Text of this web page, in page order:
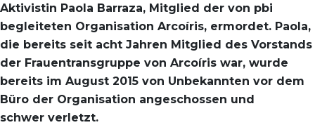
Aktivistin Paola Barraza, Mitglied der von pbi
begleiteten Organisation Arcoíris, ermordet. Paola,
die bereits seit acht Jahren Mitglied des Vorstands
der Frauentransgruppe von Arcoíris war, wurde
bereits im August 2015 von Unbekannten vor dem
Büro der Organisation angeschossen und
schwer verletzt.